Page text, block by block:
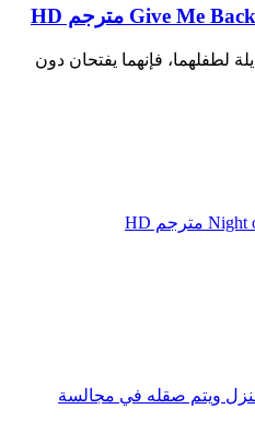
لطفلهما، فإنهما يفتحان دون
ويتم صقله في مجالسة